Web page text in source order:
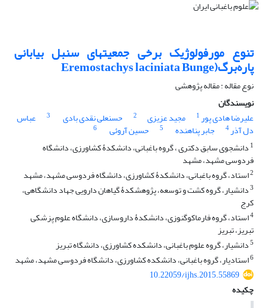
تنوع مورفولوژیک برخی جمعیت‏های سنبل بیابانی
پاره‌برگ(Eremostachys laciniata Bunge
نوع مقاله : مقاله پژوهشی
نویسندگان
علیرضا هادی پور1 مجید عزیزی 2 حسنعلی نقدی بادی 3 عباس
دل آذر4 جابر پناهنده 5 حسین آروئی
6
1 دانشجوی سابق دکتری ، گروه باغبانی، دانشکدۀ کشاورزی، دانشگاه
فردوسی مشهد، مشهد
2استاد، گروه باغبانی، دانشکدۀ کشاورزی، دانشگاه فردوسی مشهد، مشهد
3دانشیار، گروه کشت و توسعه، پژوهشکدۀ گیاهان دارویی جهاد دانشگاهی،
کرج
4استاد، گروه فارماکوگنوزی، دانشکدۀ داروسازی، دانشگاه علوم پزشکی
تبریز، تبریز
5دانشیار، گروه علوم باغبانی، دانشکده کشاورزی، دانشگاه تبریز
6استادیار، گروه باغبانی، دانشکده کشاورزی، دانشگاه فردوسی مشهد، مشهد
10.22059/ijhs.2015.55869
چکیده